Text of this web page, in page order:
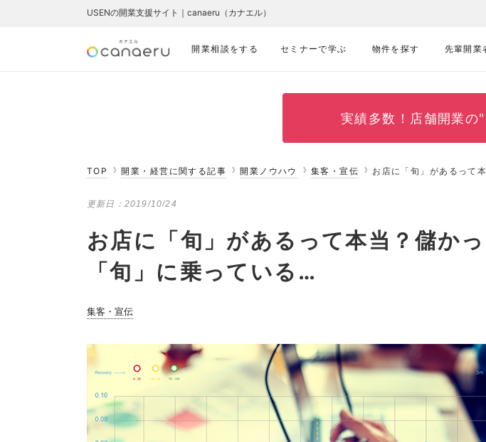
開業相談をする セミナーで学ぶ 物件を探す 先輩開業
USENの開業支援サイト｜canaeru（カナエル）
実績多数！ 店舗開業の
TOP 開業・経営に関する記事 開業ノウハウ 集客・宣伝 お店に「旬」があるって
更新日： 2019/10/24
お店に「旬」があるって本当？儲か
「旬」に乗っている…
集客・宣伝